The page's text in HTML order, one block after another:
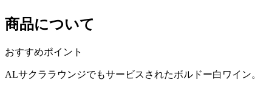
商品について
おすすめポイント
ALサクララウンジでもサービスされたボルドー白ワイン。